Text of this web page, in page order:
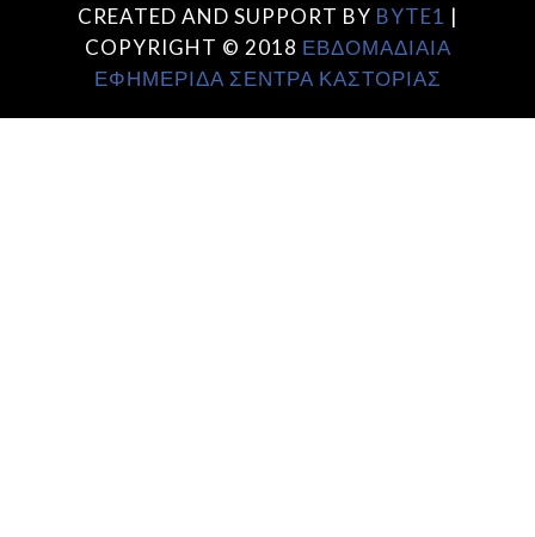
CREATED AND SUPPORT BY BYTE1 |
COPYRIGHT © 2018 ΕΒΔΟΜΑΔΙΑΙΑ
ΕΦΗΜΕΡΙΔΑ ΣΕΝΤΡΑ ΚΑΣΤΟΡΙΑΣ